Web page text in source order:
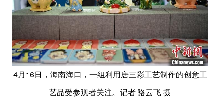
4月16日，海南海口，一组利用唐三彩工艺制作的创意工
艺品受参观者关注。记者 骆云飞 摄